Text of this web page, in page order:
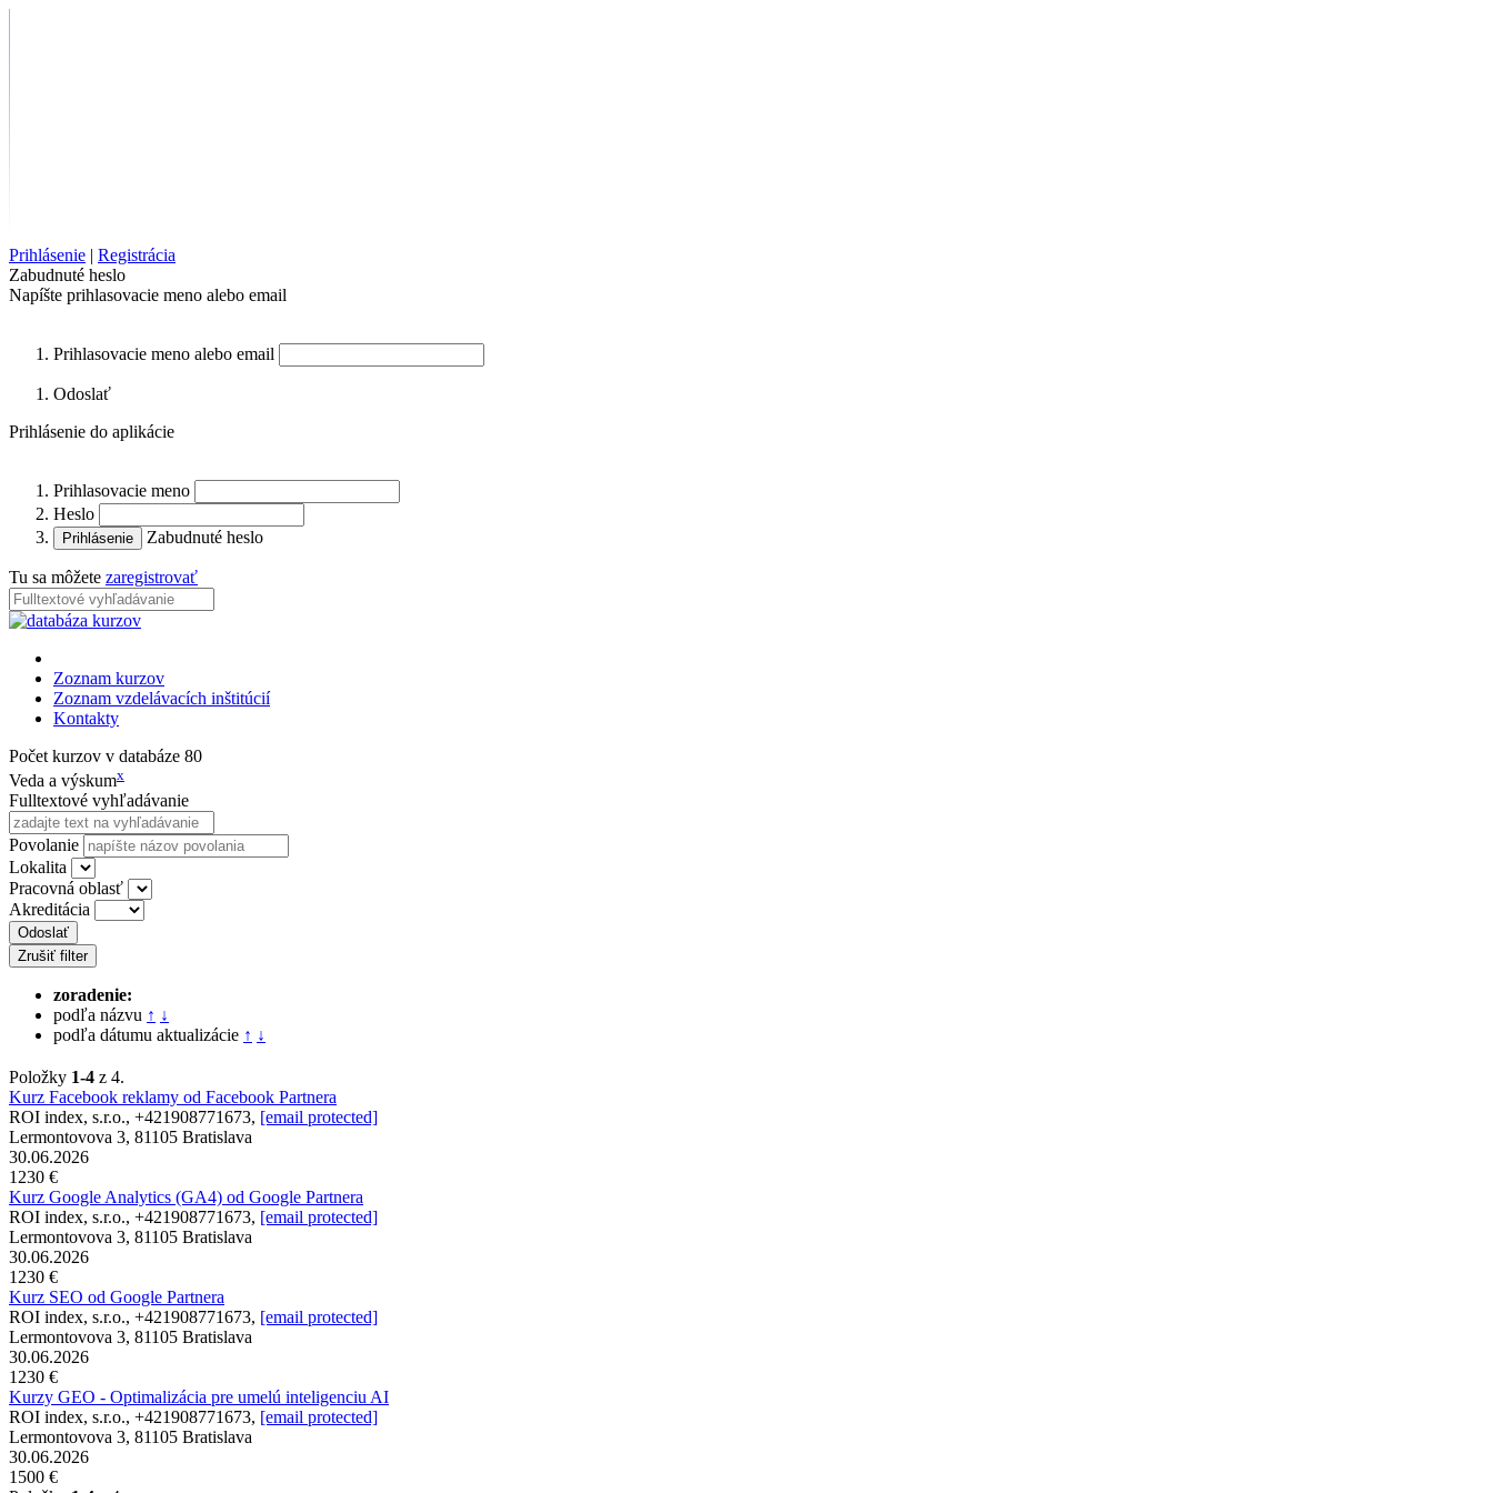
Prihlásenie | Registrácia
Zabudnuté heslo
Napíšte prihlasovacie meno alebo email
Prihlasovacie meno alebo email
Odoslať
Prihlásenie do aplikácie
Prihlasovacie meno
Heslo
Zabudnuté heslo
Tu sa môžete zaregistrovať
Zoznam kurzov
Zoznam vzdelávacích inštitúcií
Kontakty
Počet kurzov v databáze 80
Veda a výskumx
Fulltextové vyhľadávanie
Povolanie
Lokalita
Pracovná oblasť
Akreditácia
Odoslať
Zrušiť filter
zoradenie:
podľa názvu ↑ ↓
podľa dátumu aktualizácie ↑ ↓
Položky 1-4 z 4.
Kurz Facebook reklamy od Facebook Partnera
ROI index, s.r.o., +421908771673, [email protected]
Lermontovova 3, 81105 Bratislava
30.06.2026
1230 €
Kurz Google Analytics (GA4) od Google Partnera
ROI index, s.r.o., +421908771673, [email protected]
Lermontovova 3, 81105 Bratislava
30.06.2026
1230 €
Kurz SEO od Google Partnera
ROI index, s.r.o., +421908771673, [email protected]
Lermontovova 3, 81105 Bratislava
30.06.2026
1230 €
Kurzy GEO - Optimalizácia pre umelú inteligenciu AI
ROI index, s.r.o., +421908771673, [email protected]
Lermontovova 3, 81105 Bratislava
30.06.2026
1500 €